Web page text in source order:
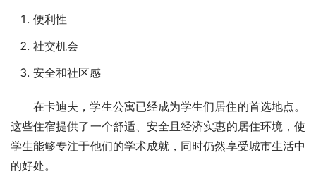
便利性
社交机会
安全和社区感
在卡迪夫，学生公寓已经成为学生们居住的首选地点。
这些住宿提供了一个舒适、安全且经济实惠的居住环境，使
学生能够专注于他们的学术成就，同时仍然享受城市生活中
的好处。